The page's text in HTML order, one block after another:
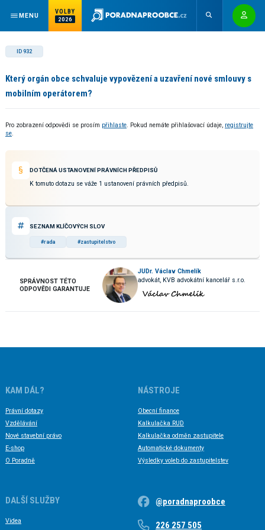
MENU
VOLBY
2026
ID 932
Který orgán obce schvaluje vypovězení a uzavření nové smlouvy s
mobilním operátorem?
Pro zobrazení odpovědi se prosím přihlaste. Pokud nemáte přihlašovací údaje, registrujte
se.
DOTČENÁ USTANOVENÍ PRÁVNÍCH PŘEDPISŮ
K tomuto dotazu se váže 1 ustanovení právních předpisů.
SEZNAM KLÍČOVÝCH SLOV
#rada #zastupitelstvo
SPRÁVNOST TÉTO
ODPOVĚDI GARANTUJE
JUDr. Václav Chmelík
advokát, KVB advokátní kancelář s.r.o.
KAM DÁL?
Právní dotazy
Vzdělávání
Nové stavební právo
E-shop
O Poradně
NÁSTROJE
Obecní finance
Kalkulačka RUD
Kalkulačka odměn zastupitele
Automatické dokumenty
Výsledky voleb do zastupitelstev
DALŠÍ SLUŽBY
Videa
@poradnaproobce
226 257 505